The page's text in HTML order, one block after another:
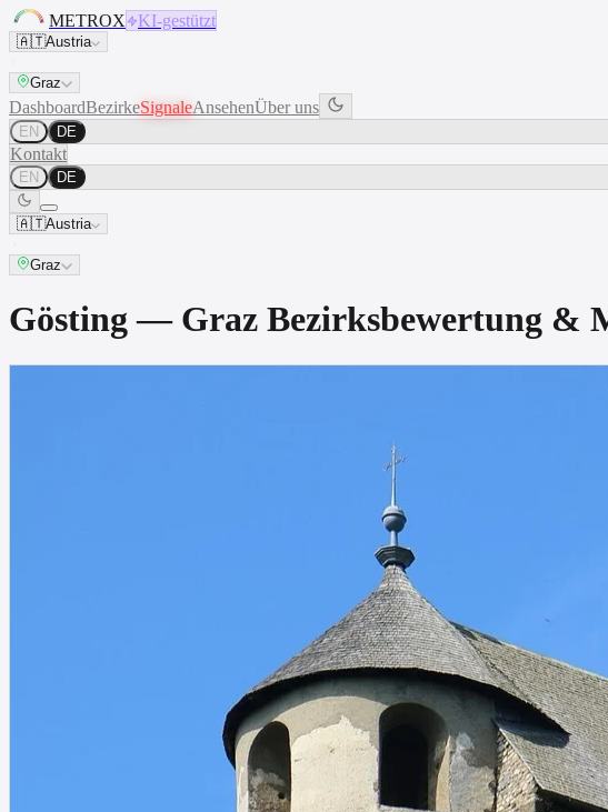
METROX KI-gestützt
🇦🇹Austria
Graz
DashboardBezirkeSignaleAnsehenÜber uns
EN DE
Kontakt
EN DE
🇦🇹Austria
Graz
Gösting — Graz Bezirksbewertung &